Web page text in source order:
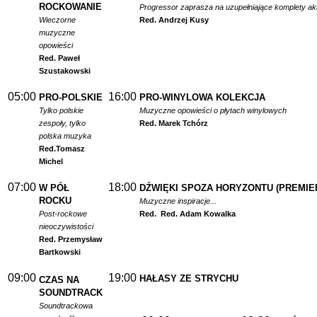
ROCKOWANIE
Wieczorne
muzyczne
opowieści
Red. Paweł
Szustakowski
Progressor zaprasza na uzupełniające komplety
Red. Andrzej Kusy
05:00 PRO-POLSKIE
Tylko polskie
zespoły, tylko
polska muzyka
Red.Tomasz
Michel
16:00 PRO-WINYLOWA KOLEKCJA
Muzyczne opowieści o płytach winylowych
Red. Marek Tchórz
07:00 W PÓŁ
ROCKU
Post-rockowe
nieoczywistości
Red. Przemysław
Bartkowski
18:00 DŹWIĘKI SPOZA HORYZONTU
Muzyczne inspiracje...
Red. Red. Adam Kowalka
09:00 CZAS NA
SOUNDTRACK
Soundtrackowa
19:00 HAŁASY ZE STRYCHU